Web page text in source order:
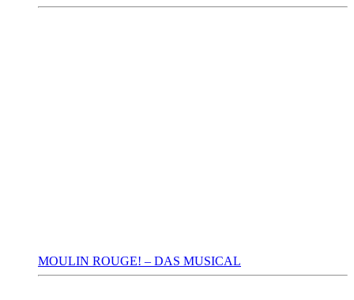
MOULIN ROUGE! – DAS MUSICAL